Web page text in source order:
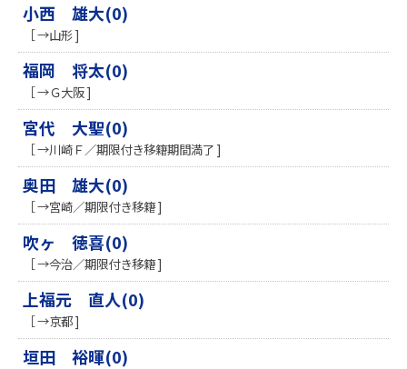
小西 雄大(0)
［ →山形 ]
福岡 将太(0)
［ →Ｇ大阪 ]
宮代 大聖(0)
［ →川崎Ｆ／期限付き移籍期間満了 ]
奥田 雄大(0)
［ →宮崎／期限付き移籍 ]
吹ヶ 徳喜(0)
［ →今治／期限付き移籍 ]
上福元 直人(0)
［ →京都 ]
垣田 裕暉(0)